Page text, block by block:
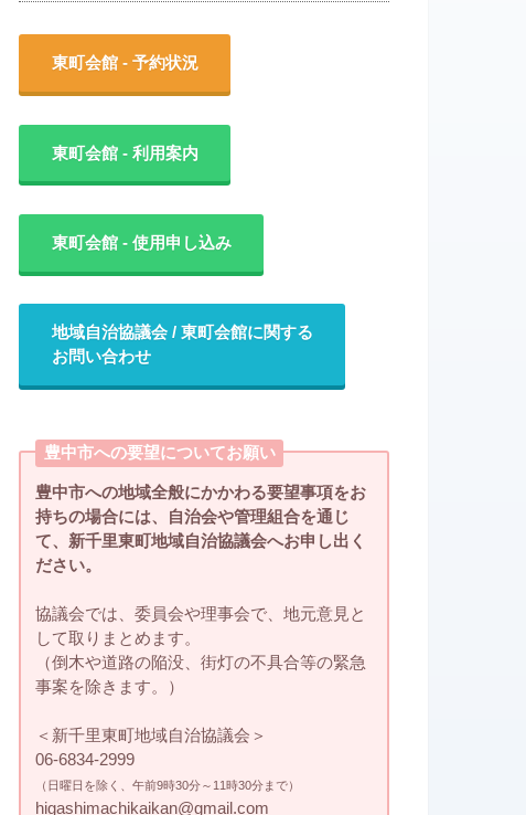
東町会館 - 予約状況
東町会館 - 利用案内
東町会館 - 使用申し込み
地域自治協議会 / 東町会館に関する
お問い合わせ
豊中市への要望についてお願い
豊中市への地域全般にかかわる要望事項をお
持ちの場合には、自治会や管理組合を通じ
て、新千里東町地域自治協議会へお申し出く
ださい。
協議会では、委員会や理事会で、地元意見と
して取りまとめます。
（倒木や道路の陥没、街灯の不具合等の緊急
事案を除きます。）
＜新千里東町地域自治協議会＞
06-6834-2999
（日曜日を除く、午前9時30分～11時30分まで）
higashimachikaikan@gmail.com